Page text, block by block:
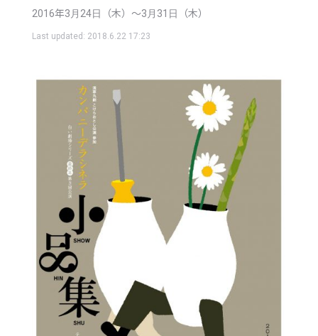
2016年3月24日（木）〜3月31日（木）
Last updated: 2018.6.22 17:23